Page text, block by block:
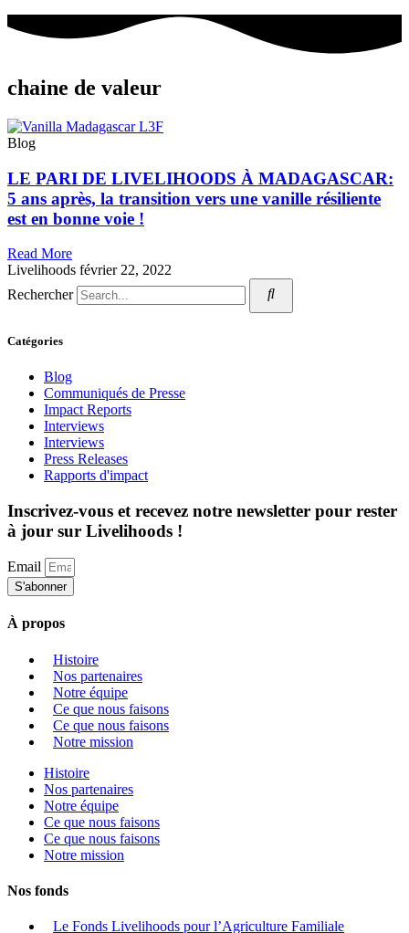
chaine de valeur
Blog
LE PARI DE LIVELIHOODS À MADAGASCAR:
5 ans après, la transition vers une vanille résiliente
est en bonne voie !
Read More
Livelihoods février 22, 2022
Rechercher
Catégories
Blog
Communiqués de Presse
Impact Reports
Interviews
Interviews
Press Releases
Rapports d'impact
Inscrivez-vous et recevez notre newsletter pour rester
à jour sur Livelihoods !
Email
S'abonner
À propos
Histoire
Nos partenaires
Notre équipe
Ce que nous faisons
Ce que nous faisons
Notre mission
Histoire
Nos partenaires
Notre équipe
Ce que nous faisons
Ce que nous faisons
Notre mission
Nos fonds
Le Fonds Livelihoods pour l’Agriculture Familiale